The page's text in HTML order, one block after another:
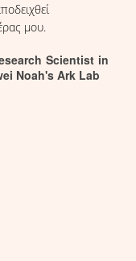
μου.
Scientist in
Noah's Ark Lab